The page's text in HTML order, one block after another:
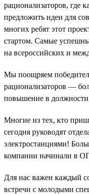
рационализаторов, где
предложить идеи для
многих ребят этот
стартом. Самые
на всероссийских и
Мы поощряем
рационализаторов —
повышение в
Многие из тех, кто
сегодня руководят
электростанциями!
компании начинали в
Для нас важен каждый
встречи с молодыми